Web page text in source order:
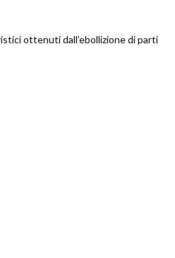
ottenuti dall’ebollizione di parti